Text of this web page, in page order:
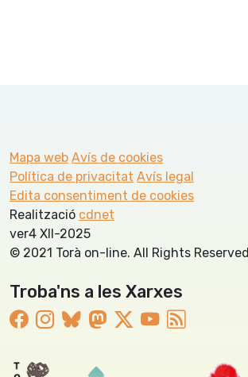
Mapa web Avís de cookies
Política de privacitat Avís legal
Edita consentiment de cookies
Realització cdnet
ver4 XII-2025
© 2021 Torà on-line. All Rights Reserved
Troba'ns a les Xarxes